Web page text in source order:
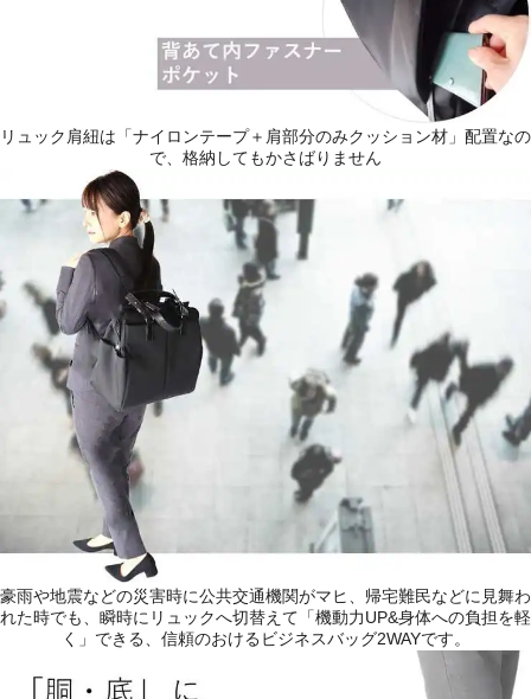
リュック肩紐は「ナイロンテープ＋肩部分のみクッション材」配置なの
で、格納してもかさばりません
豪雨や地震などの災害時に公共交通機関がマヒ、帰宅難民などに見舞わ
れた時でも、瞬時にリュックへ切替えて「機動力UP&身体への負担を軽
く」できる、信頼のおけるビジネスバッグ2WAYです。